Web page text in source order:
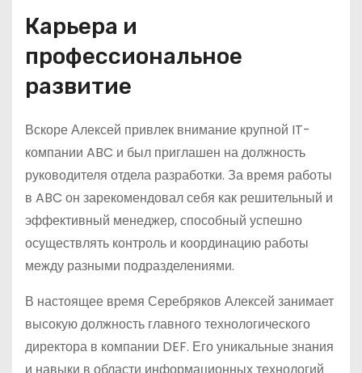
Карьера и
профессиональное
развитие
Вскоре Алексей привлек внимание крупной IT-
компании ABC и был приглашен на должность
руководителя отдела разработки. За время работы
в ABC он зарекомендовал себя как решительный и
эффективный менеджер, способный успешно
осуществлять контроль и координацию работы
между разными подразделениями.
В настоящее время Серебряков Алексей занимает
высокую должность главного технологического
директора в компании DEF. Его уникальные знания